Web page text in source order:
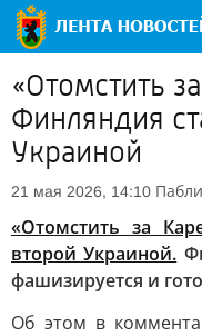
«Отомстить
Финляндия
Украиной
21 мая 2026, 14:10
«Отомстить за
второй Украиной.
фашизируется и
Об этом в